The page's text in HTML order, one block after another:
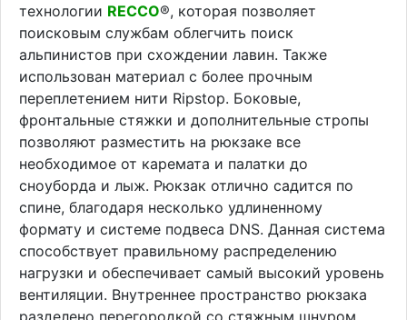
технологии RECCO®, которая позволяет
поисковым службам облегчить поиск
альпинистов при схождении лавин. Также
использован материал с более прочным
переплетением нити Ripstop. Боковые,
фронтальные стяжки и дополнительные стропы
позволяют разместить на рюкзаке все
необходимое от каремата и палатки до
сноуборда и лыж. Рюкзак отлично садится по
спине, благодаря несколько удлиненному
формату и системе подвеса DNS. Данная система
способствует правильному распределению
нагрузки и обеспечивает самый высокий уровень
вентиляции. Внутреннее пространство рюкзака
разделено перегородкой со стяжным шнуром.